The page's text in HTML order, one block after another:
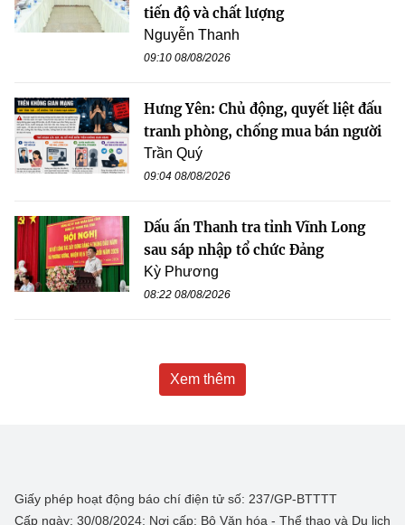
tiến độ và chất lượng
Nguyễn Thanh
09:10 08/08/2026
Hưng Yên: Chủ động, quyết liệt đấu
tranh phòng, chống mua bán người
Trần Quý
09:04 08/08/2026
Dấu ấn Thanh tra tỉnh Vĩnh Long
sau sáp nhập tổ chức Đảng
Kỳ Phương
08:22 08/08/2026
Xem thêm
Giấy phép hoạt động báo chí điện tử số: 237/GP-BTTTT
Cấp ngày: 30/08/2024; Nơi cấp: Bộ Văn hóa - Thể thao và Du lịch